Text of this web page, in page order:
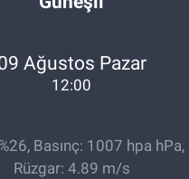
Ağustos Pazar
12:00
Basınç: 1007 hpa hPa,
Rüzgar: 4.89 m/s